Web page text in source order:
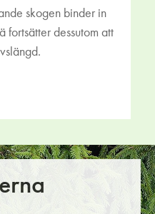
skogen binder in
fortsätter dessutom att